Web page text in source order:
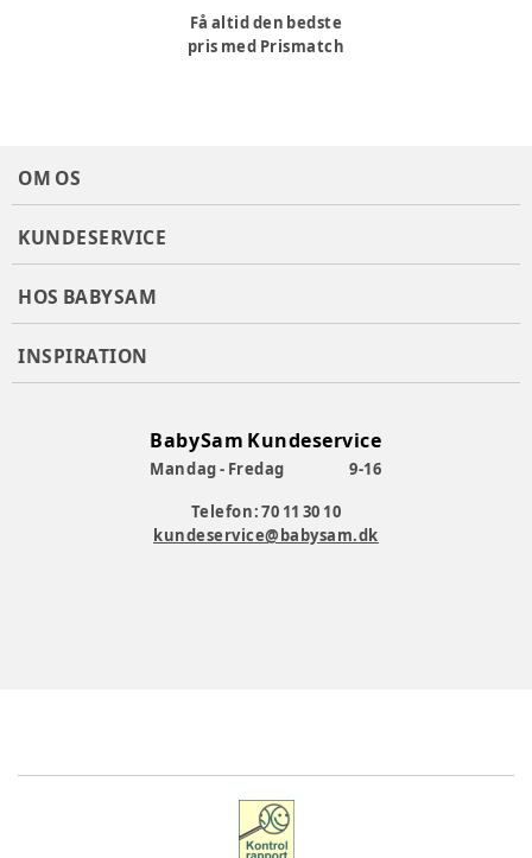
Kina
360772
Få altid den bedste
pris med Prismatch
OM OS
KUNDESERVICE
HOS BABYSAM
INSPIRATION
BabySam Kundeservice
Mandag - Fredag
9-16
Telefon: 70 11 30 10
kundeservice@babysam.dk